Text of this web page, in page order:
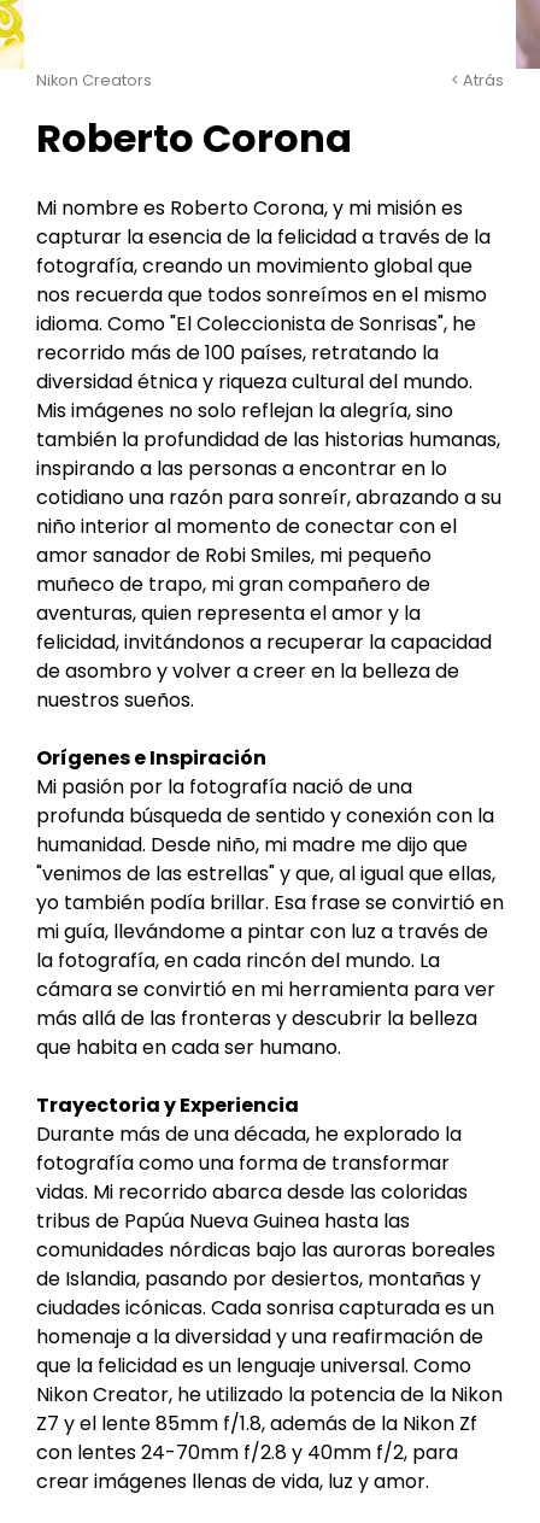
Nikon Creators < Atrás
Roberto Corona
Mi nombre es Roberto Corona, y mi misión es
capturar la esencia de la felicidad a través de la
fotografía, creando un movimiento global que
nos recuerda que todos sonreímos en el mismo
idioma. Como "El Coleccionista de Sonrisas", he
recorrido más de 100 países, retratando la
diversidad étnica y riqueza cultural del mundo.
Mis imágenes no solo reflejan la alegría, sino
también la profundidad de las historias humanas,
inspirando a las personas a encontrar en lo
cotidiano una razón para sonreír, abrazando a su
niño interior al momento de conectar con el
amor sanador de Robi Smiles, mi pequeño
muñeco de trapo, mi gran compañero de
aventuras, quien representa el amor y la
felicidad, invitándonos a recuperar la capacidad
de asombro y volver a creer en la belleza de
nuestros sueños.
Orígenes e Inspiración
Mi pasión por la fotografía nació de una
profunda búsqueda de sentido y conexión con la
humanidad. Desde niño, mi madre me dijo que
"venimos de las estrellas" y que, al igual que ellas,
yo también podía brillar. Esa frase se convirtió en
mi guía, llevándome a pintar con luz a través de
la fotografía, en cada rincón del mundo. La
cámara se convirtió en mi herramienta para ver
más allá de las fronteras y descubrir la belleza
que habita en cada ser humano.
Trayectoria y Experiencia
Durante más de una década, he explorado la
fotografía como una forma de transformar
vidas. Mi recorrido abarca desde las coloridas
tribus de Papúa Nueva Guinea hasta las
comunidades nórdicas bajo las auroras boreales
de Islandia, pasando por desiertos, montañas y
ciudades icónicas. Cada sonrisa capturada es un
homenaje a la diversidad y una reafirmación de
que la felicidad es un lenguaje universal. Como
Nikon Creator, he utilizado la potencia de la Nikon
Z7 y el lente 85mm f/1.8, además de la Nikon Zf
con lentes 24-70mm f/2.8 y 40mm f/2, para
crear imágenes llenas de vida, luz y amor.